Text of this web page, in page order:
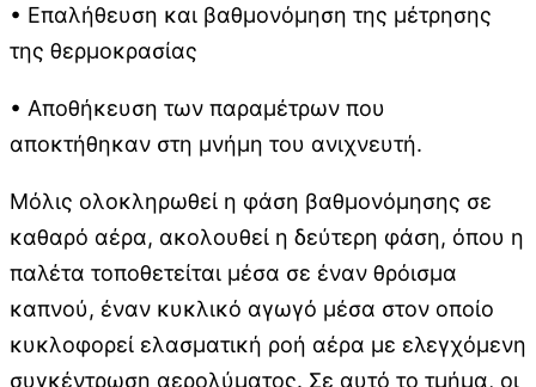
• Επαλήθευση και βαθμονόμηση της μέτρησης
της θερμοκρασίας
• Αποθήκευση των παραμέτρων που
αποκτήθηκαν στη μνήμη του ανιχνευτή.
Μόλις ολοκληρωθεί η φάση βαθμονόμησης σε
καθαρό αέρα, ακολουθεί η δεύτερη φάση, όπου η
παλέτα τοποθετείται μέσα σε έναν θρόισμα
καπνού, έναν κυκλικό αγωγό μέσα στον οποίο
κυκλοφορεί ελασματική ροή αέρα με ελεγχόμενη
συγκέντρωση αερολύματος. Σε αυτό το τμήμα, οι